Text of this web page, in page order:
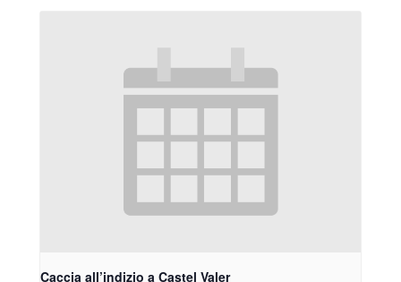
Caccia all’indizio a Castel Valer